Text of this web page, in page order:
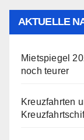
AKTUELLE
Mietspiegel
noch teurer
Kreuzfahrten